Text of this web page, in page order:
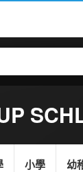
小學 幼